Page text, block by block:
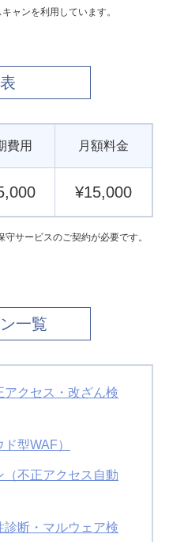
ャンを利用しています。
費用 月額料金
¥15,000
サービスのご契約が必要です。
一覧
クセス・改ざん検
型WAF）
（不正アクセス自動
断・マルウェア検